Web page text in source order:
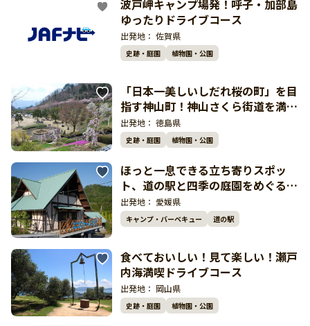
波戸岬キャンプ場発！呼子・加部島
ゆったりドライブコース
出発地： 佐賀県
史跡・庭園 植物園・公園
「日本一美しいしだれ桜の町」を目
指す神山町！神山さくら街道を満喫
するドライブコース
出発地： 徳島県
史跡・庭園 植物園・公園
ほっと一息できる立ち寄りスポッ
ト、道の駅と四季の庭園をめぐるド
ライブコース
出発地： 愛媛県
キャンプ・バーベキュー 道の駅
食べておいしい！見て楽しい！瀬戸
内海満喫ドライブコース
出発地： 岡山県
史跡・庭園 植物園・公園